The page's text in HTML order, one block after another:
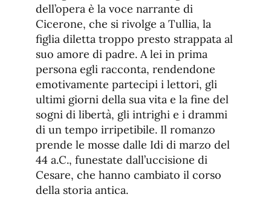
dell’opera è la voce narrante di
Cicerone, che si rivolge a Tullia, la
figlia diletta troppo presto strappata al
suo amore di padre. A lei in prima
persona egli racconta, rendendone
emotivamente partecipi i lettori, gli
ultimi giorni della sua vita e la fine del
sogni di libertà, gli intrighi e i drammi
di un tempo irripetibile. Il romanzo
prende le mosse dalle Idi di marzo del
44 a.C., funestate dall’uccisione di
Cesare, che hanno cambiato il corso
della storia antica.